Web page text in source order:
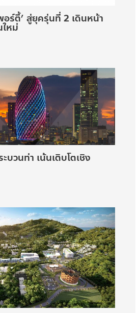
อร์ตี้’ สู่ยุครุ่นที่ 2 เดินหน้า
หม่
บวนท่า เน้นเติบโตเชิง